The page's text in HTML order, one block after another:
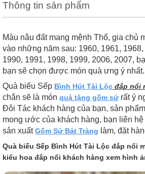
Thông tin sản phẩm
Màu nâu đất mang mệnh Thổ, gia chủ
vào những năm sau: 1960, 1961,
1990, 1991, 1998, 1999, 2006, 2007,
bạn sẽ chọn được món quà ưng ý nhất.
Quà biếu Sếp Bình Hút Tài Lộc đắp nổi
chắn sẽ là món quà tặng gốm sứrất ý
Đôi Tác khách hàng của bạn, sản
mong ước của khách hàng, bạn liên
sản xuấtGốm Sứ Bát Tràng làm, đặt
Quà biếu Sếp Bình Hút Tài Lộc đắp nổi
kiểu hoa đắp nổi khách hàng xem hình